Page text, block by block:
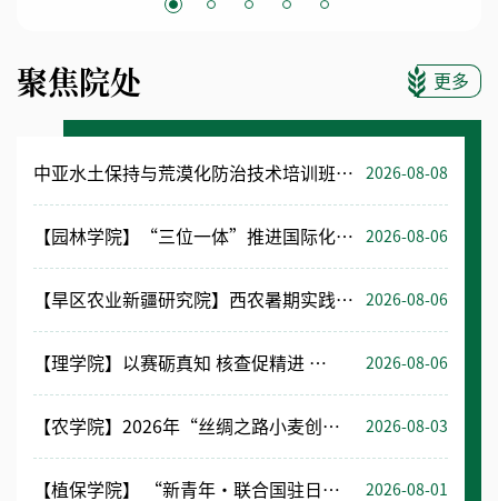
聚焦院处 更多
中亚水土保持与荒漠化防治技术培训班举办 2026-08-08
【园林学院】“三位一体”推进国际化人才培养 2026-08-06
【旱区农业新疆研究院】西农暑期实践在和田绘就科教兴疆红色答卷 2026-08-06
【理学院】以赛砺真知 核查促精进 ——我校开展西北赛区物理实验竞赛推荐队伍专项核查工作 2026-08-06
【农学院】2026年“丝绸之路小麦创新联盟”国际学术研讨会举办 2026-08-03
【植保学院】 “新青年・联合国驻日内瓦-维也纳总部实地交流项目” 圆满结束 2026-08-01